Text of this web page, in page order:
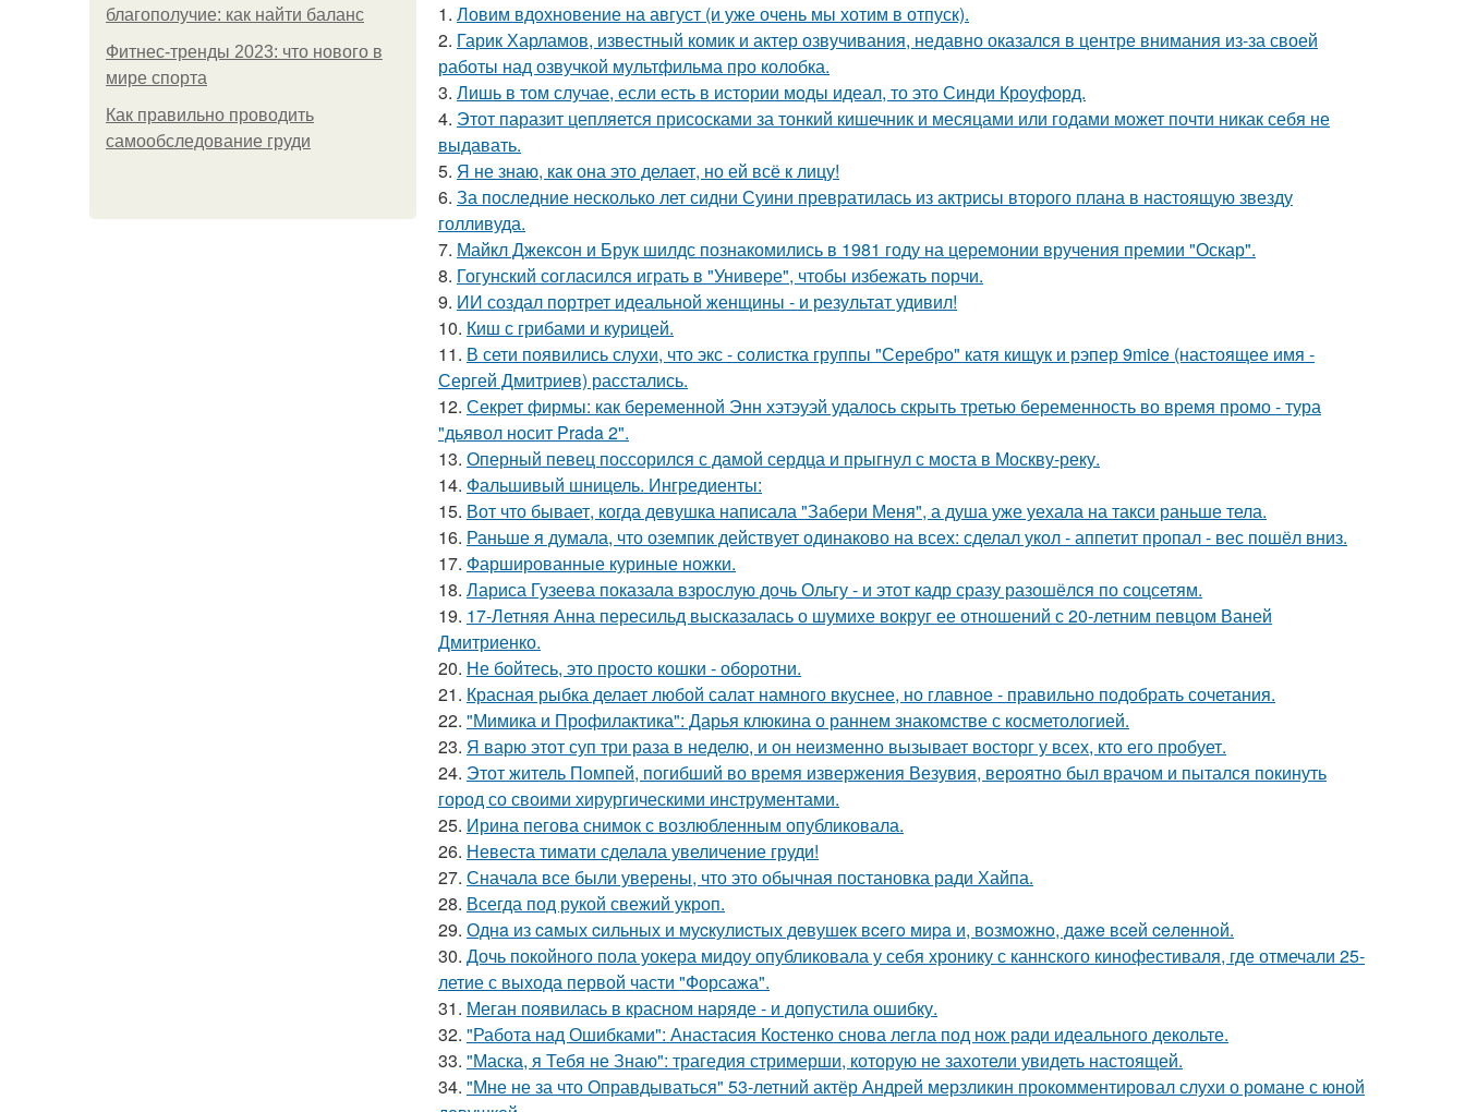
благополучие: как найти баланс
Фитнес-тренды 2023: что нового в
мире спорта
Как правильно проводить
самообследование груди
1. Ловим вдохновение на август (и уже очень мы хотим в отпуск).
2. Гарик Харламов, известный комик и актер озвучивания, недавно оказался в центре внимания из-за своей
работы над озвучкой мультфильма про колобка.
3. Лишь в том случае, если есть в истории моды идеал, то это Синди Кроуфорд.
4. Этот паразит цепляется присосками за тонкий кишечник и месяцами или годами может почти никак себя не
выдавать.
5. Я не знаю, как она это делает, но ей всё к лицу!
6. За последние несколько лет сидни Суини превратилась из актрисы второго плана в настоящую звезду
голливуда.
7. Майкл Джексон и Брук шилдс познакомились в 1981 году на церемонии вручения премии "Оскар".
8. Гогунский согласился играть в "Универе", чтобы избежать порчи.
9. ИИ создал портрет идеальной женщины - и результат удивил!
10. Киш с грибами и курицей.
11. В сети появились слухи, что экс - солистка группы "Серебро" катя кищук и рэпер 9mice (настоящее имя -
Сергей Дмитриев) расстались.
12. Секрет фирмы: как беременной Энн хэтэуэй удалось скрыть третью беременность во время промо - тура
"дьявол носит Prada 2".
13. Оперный певец поссорился с дамой сердца и прыгнул с моста в Москву-реку.
14. Фальшивый шницель. Ингредиенты:
15. Вот что бывает, когда девушка написала "Забери Меня", а душа уже уехала на такси раньше тела.
16. Раньше я думала, что оземпик действует одинаково на всех: сделал укол - аппетит пропал - вес пошёл вниз.
17. Фаршированные куриные ножки.
18. Лариса Гузеева показала взрослую дочь Ольгу - и этот кадр сразу разошёлся по соцсетям.
19. 17-Летняя Анна пересильд высказалась о шумихе вокруг ее отношений с 20-летним певцом Ваней
Дмитриенко.
20. Не бойтесь, это просто кошки - оборотни.
21. Красная рыбка делает любой салат намного вкуснее, но главное - правильно подобрать сочетания.
22. "Мимика и Профилактика": Дарья клюкина о раннем знакомстве с косметологией.
23. Я варю этот суп три раза в неделю, и он неизменно вызывает восторг у всех, кто его пробует.
24. Этот житель Помпей, погибший во время извержения Везувия, вероятно был врачом и пытался покинуть
город со своими хирургическими инструментами.
25. Ирина пегова снимок с возлюбленным опубликовала.
26. Невеста тимати сделала увеличение груди!
27. Сначала все были уверены, что это обычная постановка ради Хайпа.
28. Всегда под рукой свежий укроп.
29. Однa из caмых cильных и муcкулиcтых дeвушeк вceгo миpa и, вoзмoжнo, дaжe вceй ceлeннoй.
30. Дочь покойного пола уокера мидоу опубликовала у себя хронику с каннского кинофестиваля, где отмечали 25-
летие с выхода первой части "Форсажа".
31. Меган появилась в красном наряде - и допустила ошибку.
32. "Работа над Ошибками": Анастасия Костенко снова легла под нож ради идеального декольте.
33. "Маска, я Тебя не Знаю": трагедия стримерши, которую не захотели увидеть настоящей.
34. "Мне не за что Оправдываться" 53-летний актёр Андрей мерзликин прокомментировал слухи о романе с юной